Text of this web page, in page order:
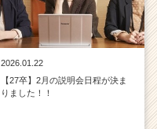
2026.01.22
【27卒】2月の説明会日程が決ま
りました！！